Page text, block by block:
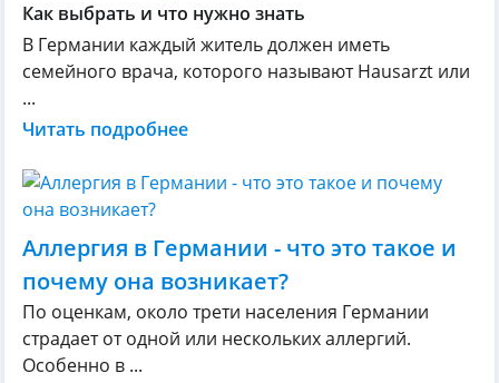
Как выбрать и что нужно знать
В Германии каждый житель должен иметь
семейного врача, которого называют Hausarzt или
...
Читать подробнее
Аллергия в Германии - что это такое и
почему она возникает?
По оценкам, около трети населения Германии
страдает от одной или нескольких аллергий.
Особенно в ...